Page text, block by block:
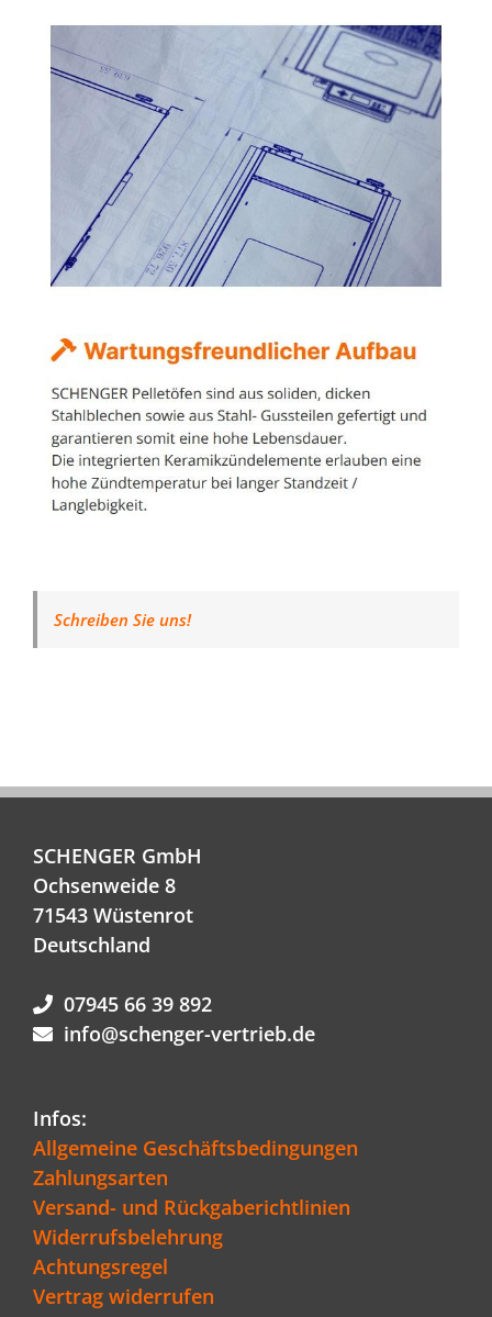
Schreiben Sie uns!
SCHENGER GmbH
Ochsenweide 8
71543 Wüstenrot
Deutschland
07945 66 39 892
info@schenger-vertrieb.de
Infos:
Allgemeine Geschäftsbedingungen
Zahlungsarten
Versand- und Rückgaberichtlinien
Widerrufsbelehrung
Achtungsregel
Vertrag widerrufen